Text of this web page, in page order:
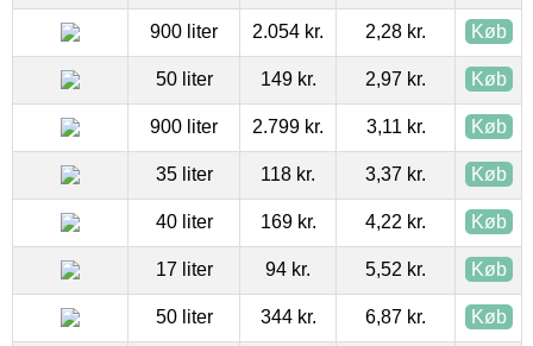
900 liter 2.054 kr. 2,28 kr. Køb
50 liter 149 kr. 2,97 kr. Køb
900 liter 2.799 kr. 3,11 kr. Køb
35 liter 118 kr. 3,37 kr. Køb
40 liter 169 kr. 4,22 kr. Køb
17 liter 94 kr. 5,52 kr. Køb
50 liter 344 kr. 6,87 kr. Køb